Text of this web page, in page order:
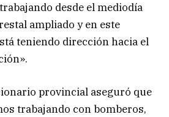
desde el mediodía
ampliado y en este
teniendo dirección hacia el
provincial aseguró que
trabajando con bomberos,